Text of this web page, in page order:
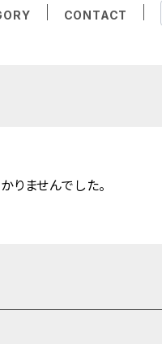
CONTACT
りませんでした。